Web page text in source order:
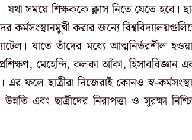
যথা সময়ে শিক্ষককে ক্লাস নিতে যেতে হবে।
কর্মসংস্থানমুখী করার জন্যে
যাতে তাঁদের মধ্যে আত্মনির্ভরশীল
মেহেন্দি, কলকা আঁকা, হিসাববিজ্ঞান
ফলে ছাত্রীরা নিজেরাই কোনও স্ব-
এবং ছাত্রীদের নিরাপত্তা ও সুরক্ষা